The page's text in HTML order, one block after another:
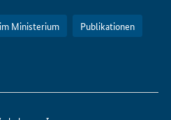
Ministerium Publikationen